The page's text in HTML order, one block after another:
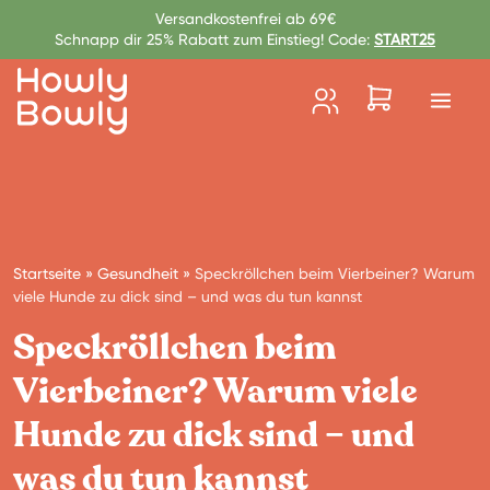
Zum Inhalt springenVersandkostenfrei ab 69€
Schnapp dir 25% Rabatt zum Einstieg! Code: START25
Startseite » Gesundheit » Speckröllchen beim Vierbeiner? Warum
viele Hunde zu dick sind – und was du tun kannst
Speckröllchen beim
Vierbeiner? Warum viele
Hunde zu dick sind – und
was du tun kannst